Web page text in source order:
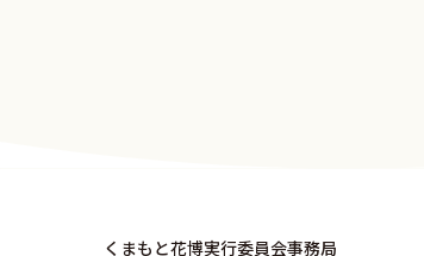
くまもと花博実行委員会事務局